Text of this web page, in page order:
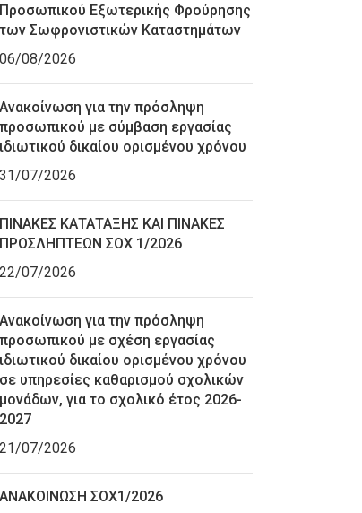
Προσωπικού Εξωτερικής Φρούρησης
των Σωφρονιστικών Καταστημάτων
06/08/2026
Ανακοίνωση για την πρόσληψη
προσωπικού με σύμβαση εργασίας
ιδιωτικού δικαίου ορισμένου χρόνου
31/07/2026
ΠΙΝΑΚΕΣ ΚΑΤΑΤΑΞΗΣ ΚΑΙ ΠΙΝΑΚΕΣ
ΠΡΟΣΛΗΠΤΕΩΝ ΣΟΧ 1/2026
22/07/2026
Ανακοίνωση για την πρόσληψη
προσωπικού με σχέση εργασίας
ιδιωτικού δικαίου ορισμένου χρόνου
σε υπηρεσίες καθαρισμού σχολικών
μονάδων, για το σχολικό έτος 2026-
2027
21/07/2026
ΑΝΑΚΟΙΝΩΣΗ ΣΟΧ1/2026